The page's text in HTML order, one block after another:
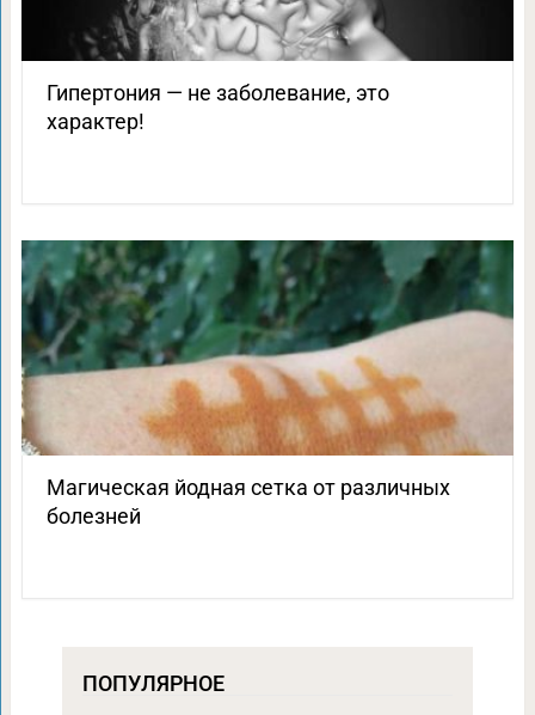
Гипертония — не заболевание, это
характер!
Магическая йодная сетка от различных
болезней
ПОПУЛЯРНОЕ